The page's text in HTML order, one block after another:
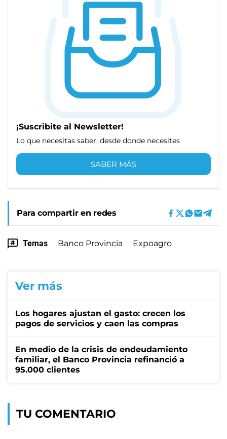
¡Suscribite al Newsletter!
Lo que necesitas saber, desde donde necesites
SABER MÁS
Para compartir en redes
Temas Banco Provincia Expoagro
Ver más
Los hogares ajustan el gasto: crecen los
pagos de servicios y caen las compras
En medio de la crisis de endeudamiento
familiar, el Banco Provincia refinanció a
95.000 clientes
TU COMENTARIO